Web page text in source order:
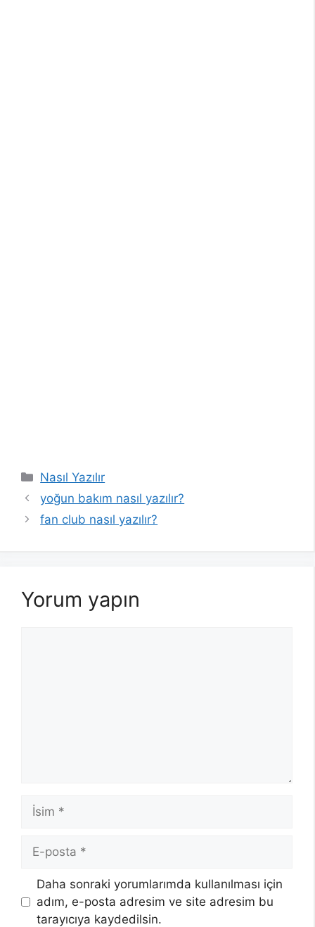
Kategoriler
Nasıl Yazılır
yoğun bakım nasıl yazılır?
fan club nasıl yazılır?
Yorum yapın
İsim
posta
Daha sonraki yorumlarımda kullanılması için
adım, e-posta adresim ve site adresim bu
tarayıcıya kaydedilsin.